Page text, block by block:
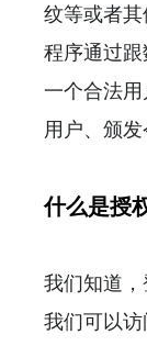
纹等或者
程序通过
一个合法
用户、颁发
什么是授
我们知道
我们可以